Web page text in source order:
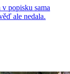
popisku sama
ale nedala.